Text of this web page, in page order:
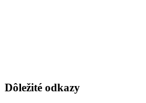
Platba
Dôležité odkazy